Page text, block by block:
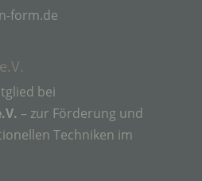
form.de
bei
– zur Förderung und
Techniken im
identifizierte oder
Person, deren
von dem für die
verarbeitet werden.